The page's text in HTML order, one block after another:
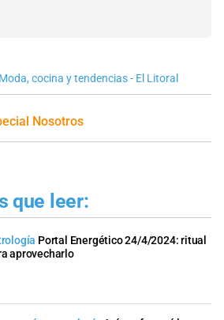
cocina y tendencias - El Litoral
Nosotros
que leer:
Portal Energético 24/4/2024: ritual
aprovecharlo